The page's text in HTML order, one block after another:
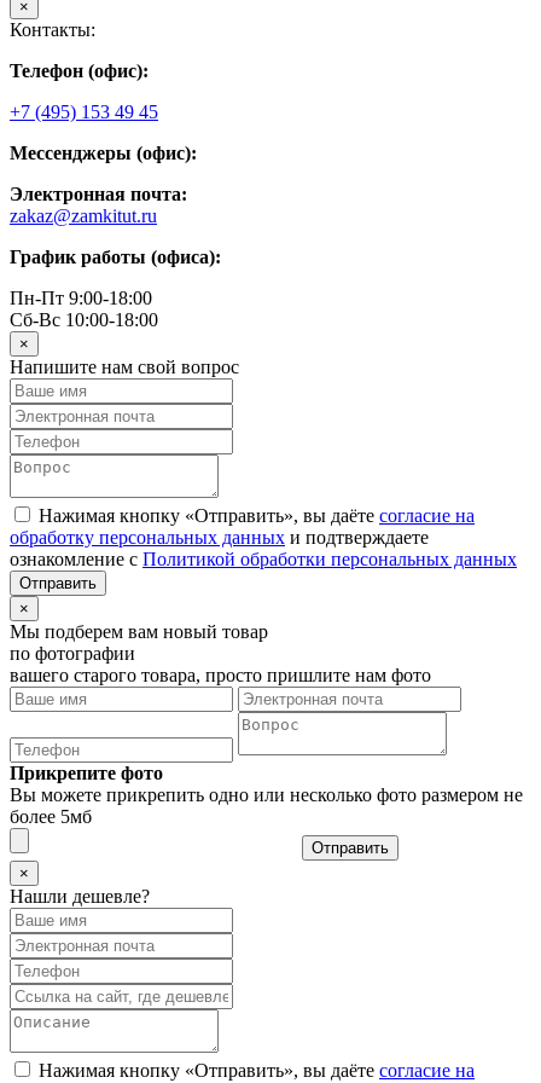
×
Контакты:
Телефон (офис):
+7 (495) 153 49 45
Мессенджеры (офис):
Электронная почта:
zakaz@zamkitut.ru
График работы (офиса):
Пн-Пт 9:00-18:00
Сб-Вс 10:00-18:00
×
Напишите нам свой вопрос
Нажимая кнопку «Отправить», вы даёте согласие на
обработку персональных данных и подтверждаете
ознакомление с Политикой обработки персональных данных
×
Мы подберем вам новый товар
по фотографии
вашего старого товара, просто пришлите нам фото
Прикрепите фото
Вы можете прикрепить одно или несколько фото размером не
более 5мб
Отправить
×
Нашли дешевле?
Нажимая кнопку «Отправить», вы даёте согласие на